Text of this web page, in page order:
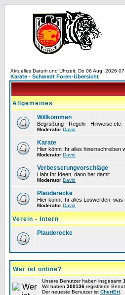
Aktuelles Datum und Uhrzeit: Do 06 Aug, 2026
Karate - Schwedt Foren-Übersicht
Allgemeines
Willkommen
Begrüßung - Regeln - Hinweise etc.
Moderator David
Karate
Hier könnt Ihr alles hineinschreiben
Moderator David
Verbesserungvorschläge
Habt Ihr Ideen, dann her damit
Moderator David
Plauderecke
Hier könnt Ihr alles Loswerden, was
Moderator David
Verein - Intern
Plauderecke
Wer ist online?
Unsere Benutzer haben insgesamt
Wir haben 300136 registrierte
Der neueste Benutzer ist CheriEri